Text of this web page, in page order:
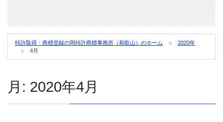
アクセス
特許・商標について
特許取得・商標登録の岡特許商標事務所（和歌山）のホーム
2020年
4月
月: 2020年4月